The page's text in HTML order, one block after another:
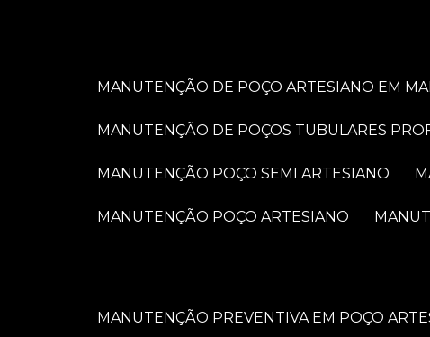
MANUTENÇÃO DE POÇO ARTESIANO EM
MANUTENÇÃO DE POÇOS TUBULARES
MANUTENÇÃO POÇO SEMI ARTESIANO
MANUTENÇÃO POÇO ARTESIANO
MANUTENÇÃO PREVENTIVA EM POÇO